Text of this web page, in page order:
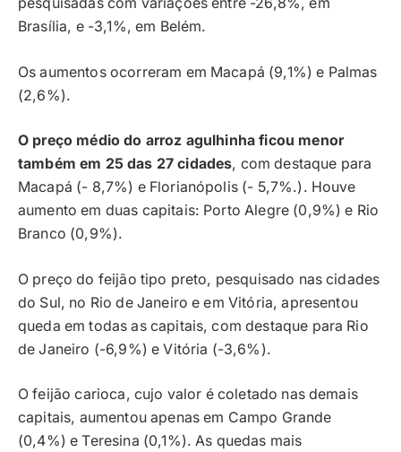
Brasília, e -3,1%, em Belém.
Os aumentos ocorreram em Macapá (9,1%) e Palmas
(2,6%).
O preço médio do arroz agulhinha ficou menor
também em 25 das 27 cidades, com destaque para
Macapá (- 8,7%) e Florianópolis (- 5,7%.). Houve
aumento em duas capitais: Porto Alegre (0,9%) e Rio
Branco (0,9%).
O preço do feijão tipo preto, pesquisado nas cidades
do Sul, no Rio de Janeiro e em Vitória, apresentou
queda em todas as capitais, com destaque para Rio
de Janeiro (-6,9%) e Vitória (-3,6%).
O feijão carioca, cujo valor é coletado nas demais
capitais, aumentou apenas em Campo Grande
(0,4%) e Teresina (0,1%). As quedas mais